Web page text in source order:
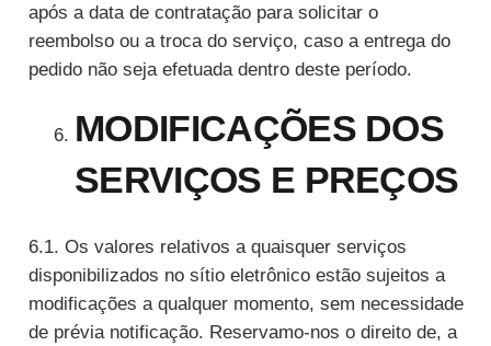
após a data de contratação para solicitar o
reembolso ou a troca do serviço, caso a entrega do
pedido não seja efetuada dentro deste período.
MODIFICAÇÕES DOS
SERVIÇOS E PREÇOS
6.1. Os valores relativos a quaisquer serviços
disponibilizados no sítio eletrônico estão sujeitos a
modificações a qualquer momento, sem necessidade
de prévia notificação. Reservamo-nos o direito de, a